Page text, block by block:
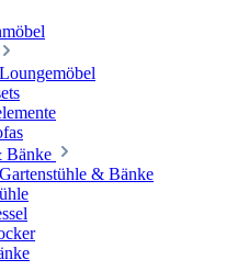
Bänke
& Bänke